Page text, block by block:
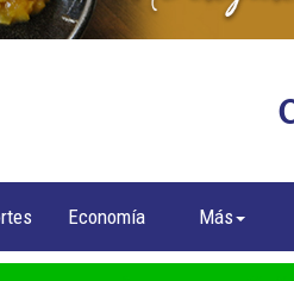
Economía Más